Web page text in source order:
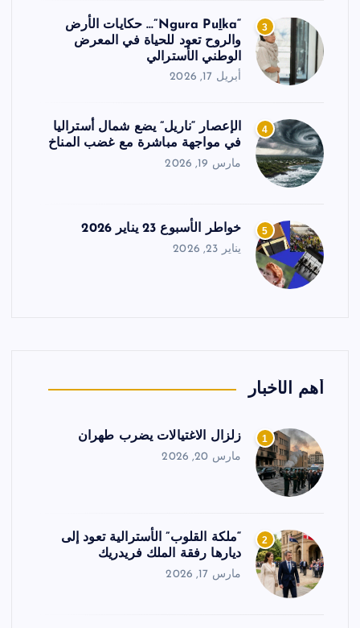
3
“Ngura Puḻka”… حكايات الأرض
والروح تعود للحياة في المعرض
الوطني الأسترالي
أبريل 17, 2026
4
الإعصار “ناريل” يضع شمال أستراليا
في مواجهة مباشرة مع غضب المناخ
مارس 19, 2026
5 خواطر الأسبوع 23 يناير 2026
يناير 23, 2026
أهم الأخبار
1 زلزال الاغتيالات يضرب طهران
مارس 20, 2026
2
“ملكة القلوب” الأسترالية تعود إلى
ديارها رفقة الملك فريدريك
مارس 17, 2026